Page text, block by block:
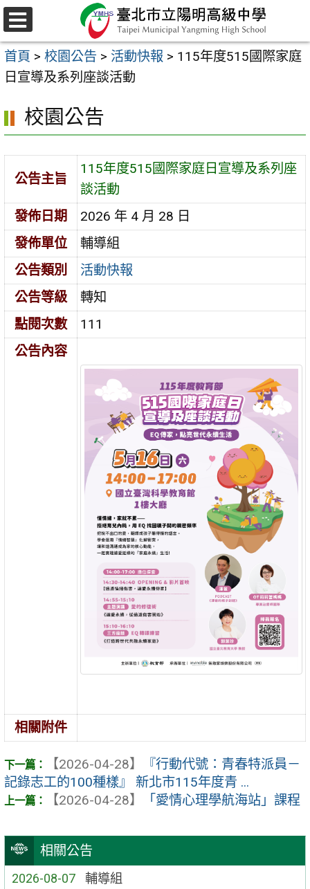
跳
至
主
要
容
區
選
單
首頁 > 校園公告 > 活動快報 > 115年度515國際家庭
日宣導及系列座談活動
相關公告
2026-08-07 輔導組
校園公告
公告主旨
115年度515國際家庭日宣導及系列座
談活動
發佈日期
2026 年 4 月 28 日
發佈單位
輔導組
公告類別
活動快報
公告等級
轉知
點閱次數
111
公告內容
相關附件
【2026-04-28】
『行動代號：青春特派員－
記錄志工的100種樣』 新北市115年度青 ...
【2026-04-28】
「愛情心理學航海站」課程